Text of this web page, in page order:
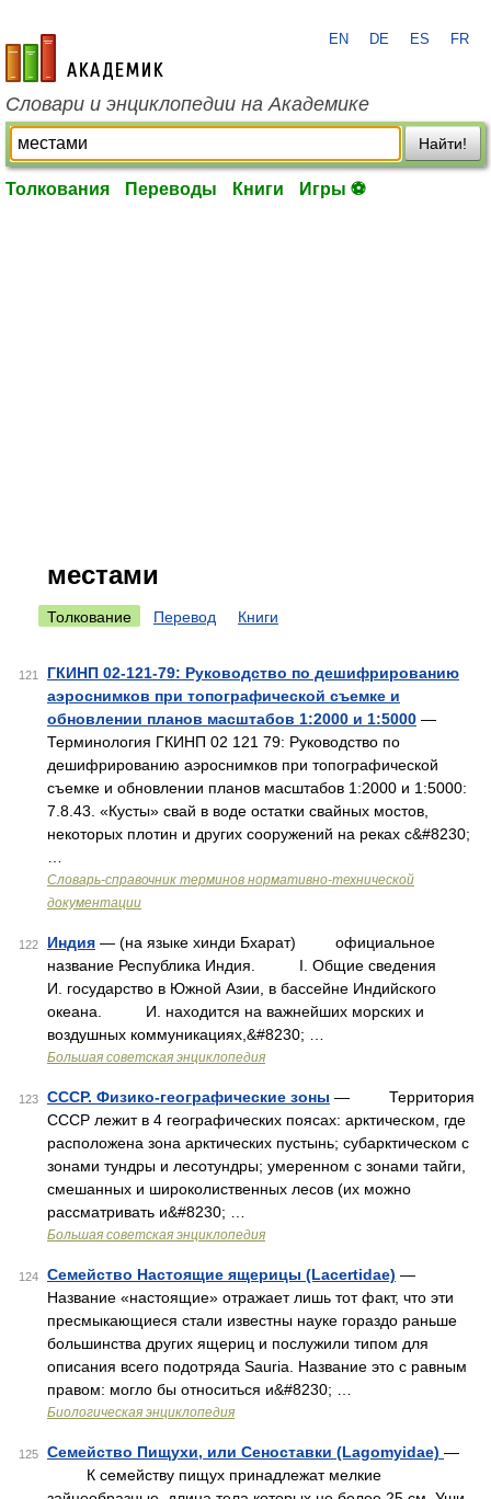
academic.ru
EN DE ES FR
Словари и энциклопедии на Академике
Найти!
Толкования Переводы Книги Игры ⚽
местами
Толкование Перевод Книги
121
ГКИНП 02-121-79: Руководство по дешифрированию
аэроснимков при топографической съемке и
обновлении планов масштабов 1:2000 и 1:5000 —
Терминология ГКИНП 02 121 79: Руководство по
дешифрированию аэроснимков при топографической
съемке и обновлении планов масштабов 1:2000 и 1:5000:
7.8.43. «Кусты» свай в воде остатки свайных мостов,
некоторых плотин и других сооружений на реках с&#8230;
Словарь-справочник терминов нормативно-технической
документации
122 Индия — (на языке хинди Бхарат) официальное
название Республика Индия. I. Общие сведения
И. государство в Южной Азии, в бассейне Индийского
океана. И. находится на важнейших морских и
воздушных коммуникациях,&#8230; …
Большая советская энциклопедия
123 СССР. Физико-географические зоны — Территория
СССР лежит в 4 географических поясах: арктическом, где
расположена зона арктических пустынь; субарктическом с
зонами тундры и лесотундры; умеренном с зонами тайги,
смешанных и широколиственных лесов (их можно
рассматривать и&#8230; …
Большая советская энциклопедия
124 Семейство Настоящие ящерицы (Lacertidae) —
Название «настоящие» отражает лишь тот факт, что эти
пресмыкающиеся стали известны науке гораздо раньше
большинства других ящериц и послужили типом для
описания всего подотряда Sauria. Название это с равным
правом: могло бы относиться и&#8230; …
Биологическая энциклопедия
125 Семейство Пищухи, или Сеноставки (Lagomyidae) —
К семейству пищух принадлежат мелкие